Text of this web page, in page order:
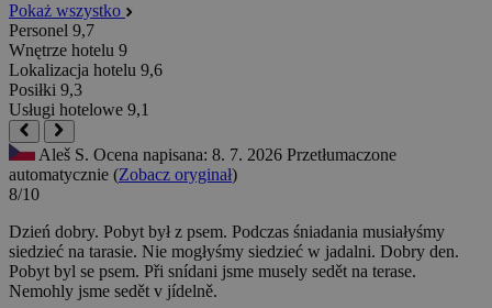
Pokaż wszystko
Personel 9,7
Wnętrze hotelu 9
Lokalizacja hotelu 9,6
Posiłki 9,3
Usługi hotelowe 9,1
Aleš S. Ocena napisana: 8. 7. 2026 Przetłumaczone
automatycznie (Zobacz oryginał)
8/10
Dzień dobry. Pobyt był z psem. Podczas śniadania musiałyśmy
siedzieć na tarasie. Nie mogłyśmy siedzieć w jadalni. Dobry den.
Pobyt byl se psem. Při snídani jsme musely sedět na terase.
Nemohly jsme sedět v jídelně.